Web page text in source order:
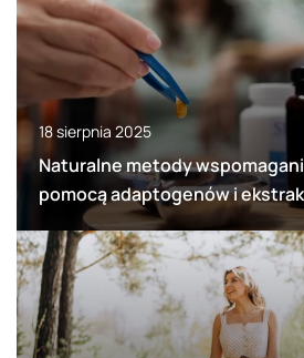
18 sierpnia 2025
Naturalne metody
pomocą adaptogenów i